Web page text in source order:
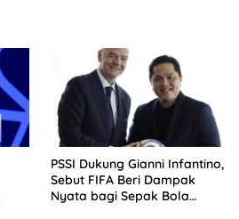
PSSI Dukung Gianni Infantino,
Sebut FIFA Beri Dampak
Nyata bagi Sepak Bola